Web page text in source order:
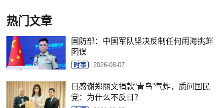
热门文章
国防部：中国军队坚决反制任何闹海挑衅
图谋
时事 2026-08-07
日感谢郑丽文捐款“青鸟”气炸，质问国民
党：为什么不反日？